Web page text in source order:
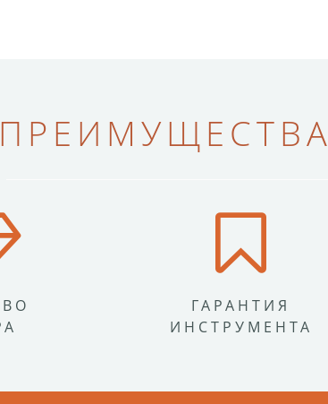
ГАРАНТИЯ
ИНСТРУМЕНТА